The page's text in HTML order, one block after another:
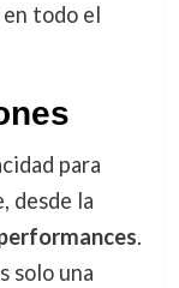
todo el
para
desde la
.
solo una